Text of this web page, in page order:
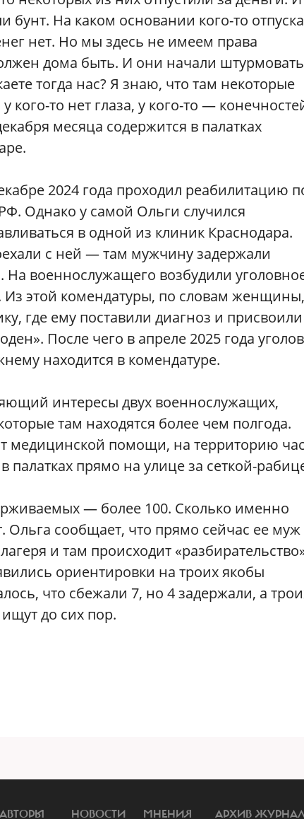
На каком основании кого-то
нет. Но мы здесь не имеем права
дома быть. И они начали штурмовать
тогда нас? Я знаю, что там некоторые
кого-то нет глаза, у кого-то —
месяца содержится в палатках
2024 года проходил реабилитацию
Однако у самой Ольги случился
в одной из клиник Краснодара.
с ней — там мужчину задержали
военнослужащего возбудили
Из этой комендатуры, по словам женщины,
где ему поставили диагноз и присвоили
После чего в апреле 2025 года
находится в комендатуре.
интересы двух военнослужащих,
там находятся более чем полгода.
медицинской помощи, на территорию
прямо на улице за сеткой-
— более 100. Сколько именно
сообщает, что прямо сейчас ее муж
и там происходит
ориентировки на троих якобы
что сбежали 7, но 4 задержали, а
до сих пор.
АВТОРЫ НОВОСТИ МНЕНИЯ АРХИВ